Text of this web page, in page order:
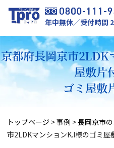
年中無休／受付時間
京都府長岡京市
屋敷片
ゴミ屋敷
トップページ >事例 >長岡京市
市2LDKマンションK.I様のゴミ屋